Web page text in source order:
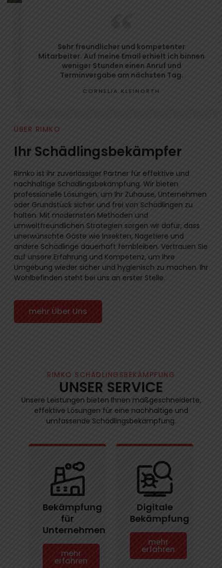
ÜBER RIMKO
Ihr Schädlingsbekämpfer
Rimko ist ihr zuverlässiger Partner für effektive und
nachhaltige Schädlingsbekämpfung. Wir bieten
professionelle Lösungen, um Ihr Zuhause, Unternehmen
oder Grundstück sicher und frei von Schädlingen zu
halten. Mit modernsten Methoden und
umweltfreundlichen Strategien sorgen wir dafür, dass
unerwünschte Gäste wie Insekten, Nagetiere und
andere Schädlinge dauerhaft fernbleiben. Vertrauen Sie
auf unsere Erfahrung und Kompetenz, um Ihre
Umgebung wieder sicher und hygienisch zu machen. Ihr
Wohlbefinden steht bei uns an erster Stelle.
mehr Über Uns
Sehr freundlicher und kompetenter
Mitarbeiter. Auf meine Email erhielt ich binnen
weniger Stunden einen Anruf und
Terminvergabe am nächsten Tag.
CORNELIA KLEINORTH
RIMKO SCHÄDLINGSBEKÄMPFUNG
UNSER SERVICE
Unsere Leistungen bieten Ihnen maßgeschneiderte,
effektive Lösungen für eine nachhaltige und
umfassende Schädlingsbekämpfung.
Bekämpfung
für
Unternehmen
mehr
erfahren
Digitale
Bekämpfung
mehr
erfahren